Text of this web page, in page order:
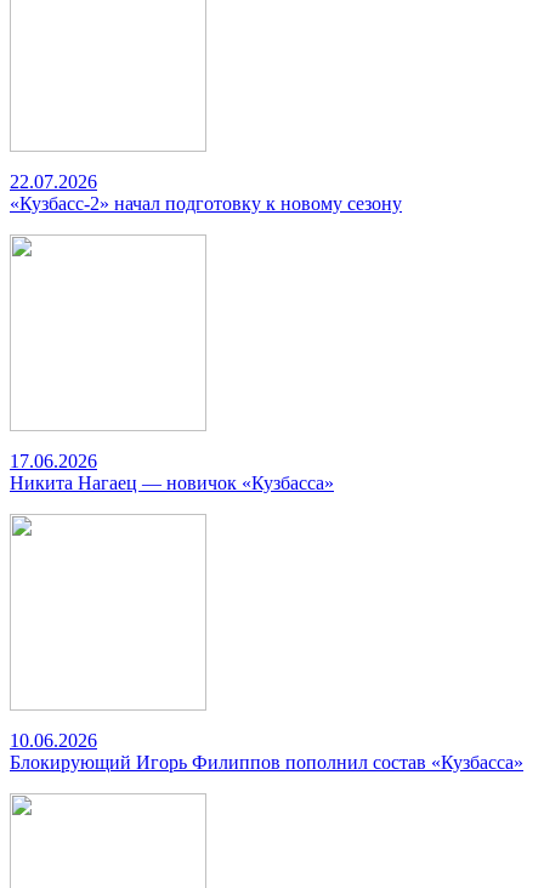
22.07.2026
«Кузбасс-2» начал подготовку к новому сезону
17.06.2026
Никита Нагаец — новичок «Кузбасса»
10.06.2026
Блокирующий Игорь Филиппов пополнил состав «Кузбасса»